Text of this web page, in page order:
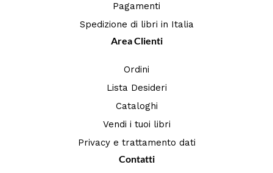
Pagamenti
Spedizione di libri in Italia
Area Clienti
Ordini
Lista Desideri
Cataloghi
Vendi i tuoi libri
Privacy e trattamento dati
Contatti